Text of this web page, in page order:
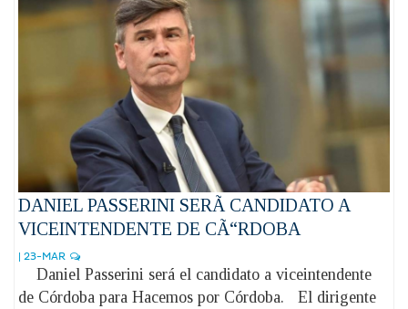
DANIEL PASSERINI SERÃ CANDIDATO A
VICEINTENDENTE DE CÃ“RDOBA
| 23-MAR
Daniel Passerini será el candidato a viceintendente
de Córdoba para Hacemos por Córdoba. El dirigente